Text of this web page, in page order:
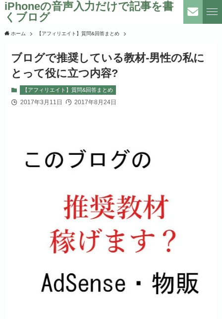
iPhoneの音声入力だけで記事を書
くブログ
ホーム 【アフィリエイト】質問&回答まとめ
ブログで推奨している教材-男性の私に
とって役に立つ内容?
【アフィリエイト】質問&回答まとめ
2017年3月11日 2017年8月24日